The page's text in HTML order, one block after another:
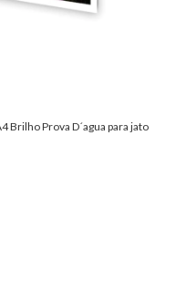
Brilho Prova D´agua para jato